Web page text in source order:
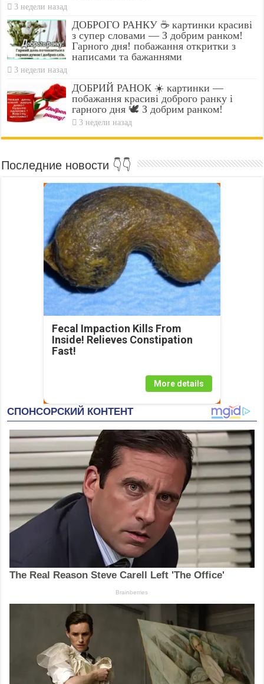
3 недели назад
ДОБРОГО РАНКУ ☕ картинки красиві
з супер словами — З добрим ранком!
Гарного дня! побажання откритки з
написами та бажаннями
3 недели назад
ДОБРИЙ РАНОК ☀️ картинки —
побажання красиві доброго ранку і
гарного дня 🕊️ З добрим ранком!
3 недели назад
Последние новости 👇👇
Fecal Impaction Kills From
Inside! Relieves Constipation
Fast!
More details